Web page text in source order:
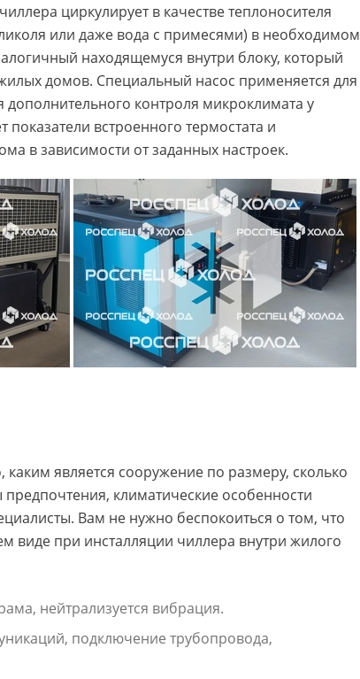
циркулирует в качестве теплоносителя
или даже вода с примесями) в необходимом
находящемуся внутри блоку, который
домов. Специальный насос применяется для
дополнительного контроля микроклимата у
встроенного термостата и
в зависимости от заданных настроек.
является сооружение по размеру, сколько
климатические особенности
Вам не нужно беспокоиться о том, что
виде при инсталляции чиллера внутри жилого
нейтрализуется вибрация.
подключение трубопровода,